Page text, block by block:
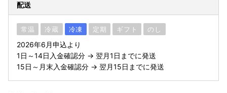
配送
常温 冷蔵 冷凍 定期 ギフト のし
2026年6月申込より
1日～14日入金確認分 → 翌月1日までに発送
15日～月末入金確認分 → 翌月15日までに発送